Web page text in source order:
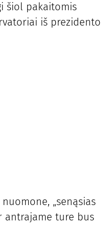
šiol pakaitomis
iš prezidento
„senąsias
antrajame ture bus